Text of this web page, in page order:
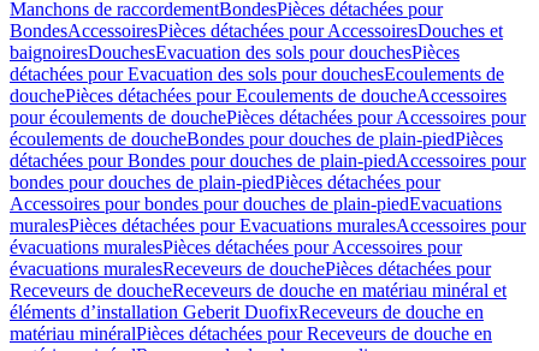
Manchons de raccordementBondesPièces détachées pour
BondesAccessoiresPièces détachées pour AccessoiresDouches et
baignoiresDouchesEvacuation des sols pour douchesPièces
détachées pour Evacuation des sols pour douchesEcoulements de
douchePièces détachées pour Ecoulements de doucheAccessoires
pour écoulements de douchePièces détachées pour Accessoires pour
écoulements de doucheBondes pour douches de plain-piedPièces
détachées pour Bondes pour douches de plain-piedAccessoires pour
bondes pour douches de plain-piedPièces détachées pour
Accessoires pour bondes pour douches de plain-piedEvacuations
muralesPièces détachées pour Evacuations muralesAccessoires pour
évacuations muralesPièces détachées pour Accessoires pour
évacuations muralesReceveurs de douchePièces détachées pour
Receveurs de doucheReceveurs de douche en matériau minéral et
éléments d’installation Geberit DuofixReceveurs de douche en
matériau minéralPièces détachées pour Receveurs de douche en